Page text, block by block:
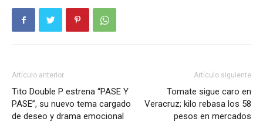
Artículo anterior
Tito Double P estrena “PASE Y
PASE”, su nuevo tema cargado
de deseo y drama emocional
Artículo siguiente
Tomate sigue caro en
Veracruz; kilo rebasa los 58
pesos en mercados